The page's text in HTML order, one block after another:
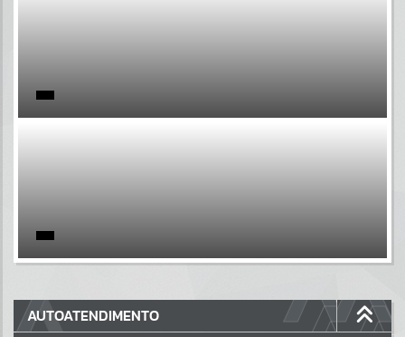
Por favor, aguarde...
GALERIAS
AUTOATENDIMENTO